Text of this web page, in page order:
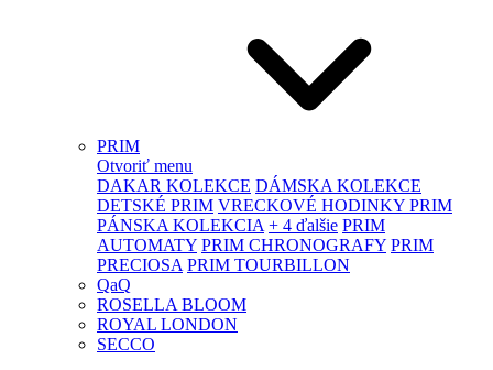
PRIM
Otvoriť menu
DAKAR KOLEKCE DÁMSKA KOLEKCE
DETSKÉ PRIM VRECKOVÉ HODINKY PRIM
PÁNSKA KOLEKCIA + 4 ďalšie PRIM
AUTOMATY PRIM CHRONOGRAFY PRIM
PRECIOSA PRIM TOURBILLON
QaQ
ROSELLA BLOOM
ROYAL LONDON
SECCO